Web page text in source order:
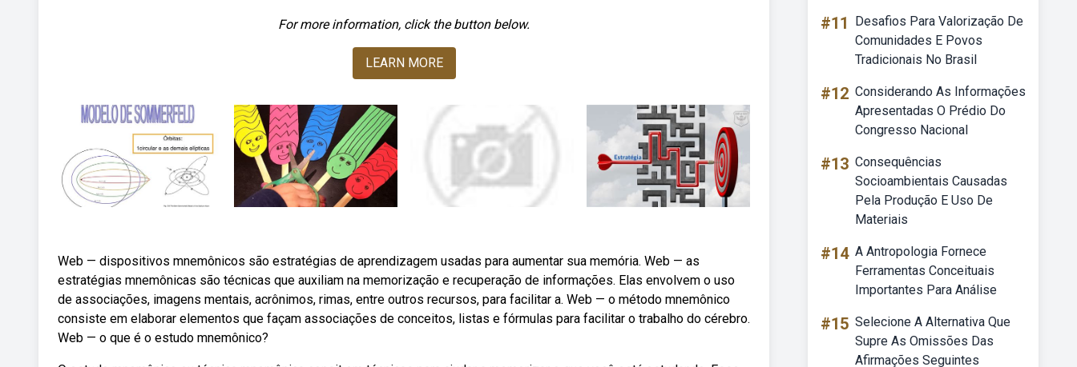
For more information, click the button below.
LEARN MORE
Web — dispositivos mnemônicos são estratégias de aprendizagem usadas para aumentar sua memória. Web — as
estratégias mnemônicas são técnicas que auxiliam na memorização e recuperação de informações. Elas envolvem o uso
de associações, imagens mentais, acrônimos, rimas, entre outros recursos, para facilitar a. Web — o método mnemônico
consiste em elaborar elementos que façam associações de conceitos, listas e fórmulas para facilitar o trabalho do cérebro.
Web — o que é o estudo mnemônico?
#11
Desafios Para Valorização De
Comunidades E Povos
Tradicionais No Brasil
#12 Considerando As Informações
Apresentadas O Prédio Do
Congresso Nacional
#13 Consequências
Socioambientais Causadas
Pela Produção E Uso De
Materiais
#14 A Antropologia Fornece
Ferramentas Conceituais
Importantes Para Análise
#15 Selecione A Alternativa Que
Supre As Omissões Das
Afirmações Seguintes